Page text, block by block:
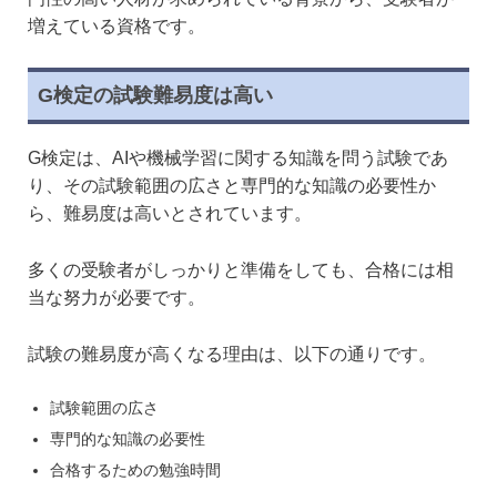
増えている資格です。
G検定の試験難易度は高い
G検定は、AIや機械学習に関する知識を問う試験であ
り、その試験範囲の広さと専門的な知識の必要性か
ら、難易度は高いとされています。
多くの受験者がしっかりと準備をしても、合格には相
当な努力が必要です。
試験の難易度が高くなる理由は、以下の通りです。
試験範囲の広さ
専門的な知識の必要性
合格するための勉強時間